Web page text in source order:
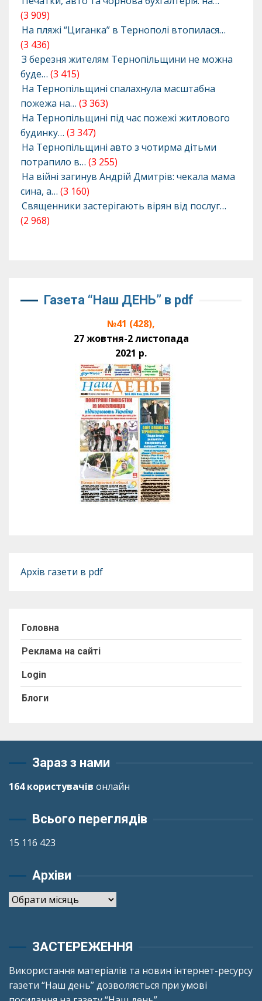
(3 909)
На пляжі “Циганка” в Тернополі втопилася…
(3 436)
З березня жителям Тернопільщини не можна
буде… (3 415)
На Тернопільщині спалахнула масштабна
пожежа на… (3 363)
На Тернопільщині під час пожежі житлового
будинку… (3 347)
На Тернопільщині авто з чотирма дітьми
потрапило в… (3 255)
На війні загинув Андрій Дмитрів: чекала мама
сина, а… (3 160)
Священники застерігають вірян від послуг…
(2 968)
Газета “Наш ДЕНЬ” в pdf
№41 (428),
27 жовтня-2 листопада
2021 р.
Архів газети в pdf
Головна
Реклама на сайті
Login
Блоги
Зараз з нами
164 користувачів онлайн
Всього переглядів
15 116 423
Архіви
Архіви
ЗАСТЕРЕЖЕННЯ
Використання матеріалів та новин інтернет-ресурсу
газети “Наш день” дозволяється при умові